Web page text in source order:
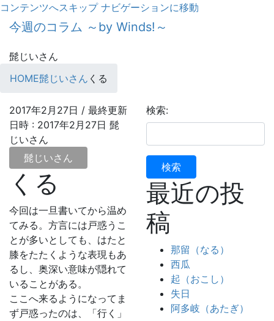
コンテンツへスキップ ナビゲーションに移動
今週のコラム ～by Winds!～
髭じいさん
HOME髭じいさん くる
2017年2月27日 / 最終更新
日時 : 2017年2月27日 髭
じいさん
髭じいさん
くる
今回は一旦書いてから温め
てみる。方言には戸惑うこ
とが多いとしても、はたと
膝をたたくような表現もあ
るし、奥深い意味が隠れて
いることがある。
ここへ来るようになってま
ず戸惑ったのは、「行く」
検索:
最近の投
稿
那留（なる）
西瓜
起（おこし）
失日
阿多岐（あたぎ）